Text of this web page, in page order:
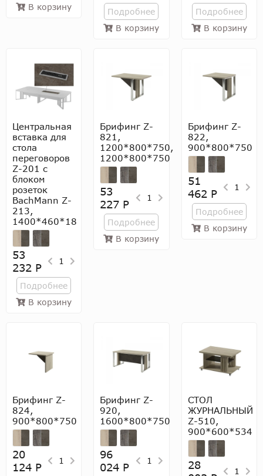
В корзину
Подробнее
В корзину
Подробнее
В корзину
Центральная
вставка для
стола
переговоров
Z-201 с
блоком
розеток
BachMann Z-
213,
1400*460*18
53
232 Р
1
Подробнее
В корзину
Брифинг Z-
821,
1200*800*750,
1200*800*750
53
227 Р
1
Подробнее
В корзину
Брифинг Z-
822,
900*800*750
51
462 Р
1
Подробнее
В корзину
Брифинг Z-
824,
900*800*750
20
124 Р
1
Брифинг Z-
920,
1600*800*750
96
024 Р
1
СТОЛ
ЖУРНАЛЬНЫЙ
Z-510,
900*600*534
28
1